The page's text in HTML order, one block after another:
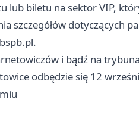
lub biletu na sektor VIP,
szczegółów dotyczących
.
i bądź na
odbędzie się 12